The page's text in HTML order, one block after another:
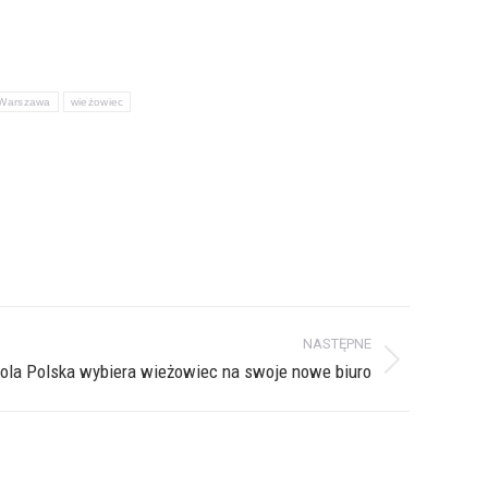
wieżowiec
NASTĘPNE
Polska wybiera wieżowiec na swoje nowe biuro